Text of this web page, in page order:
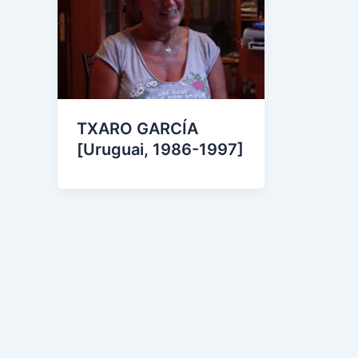
TXARO GARCÍA
[Uruguai, 1986-1997]